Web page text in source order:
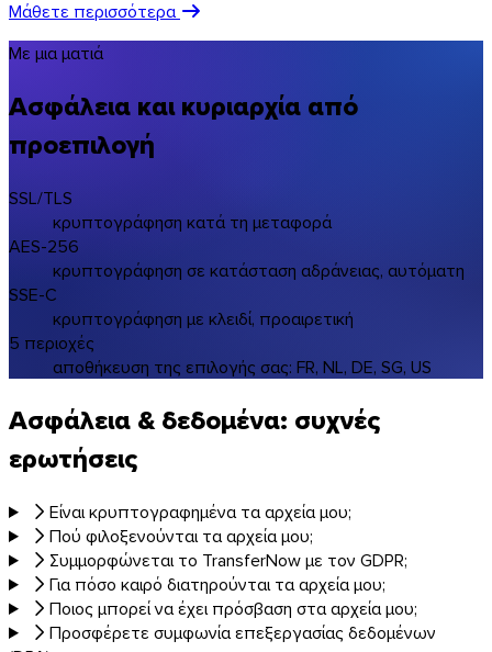
Μάθετε περισσότερα
Με μια ματιά
Ασφάλεια και κυριαρχία από
προεπιλογή
SSL/TLS
κρυπτογράφηση κατά τη μεταφορά
AES-256
κρυπτογράφηση σε κατάσταση αδράνειας, αυτόματη
SSE-C
κρυπτογράφηση με κλειδί, προαιρετική
5 περιοχές
αποθήκευση της επιλογής σας: FR, NL, DE, SG, US
Ασφάλεια & δεδομένα: συχνές
ερωτήσεις
Είναι κρυπτογραφημένα τα αρχεία μου;
Πού φιλοξενούνται τα αρχεία μου;
Συμμορφώνεται το TransferNow με τον GDPR;
Για πόσο καιρό διατηρούνται τα αρχεία μου;
Ποιος μπορεί να έχει πρόσβαση στα αρχεία μου;
Προσφέρετε συμφωνία επεξεργασίας δεδομένων